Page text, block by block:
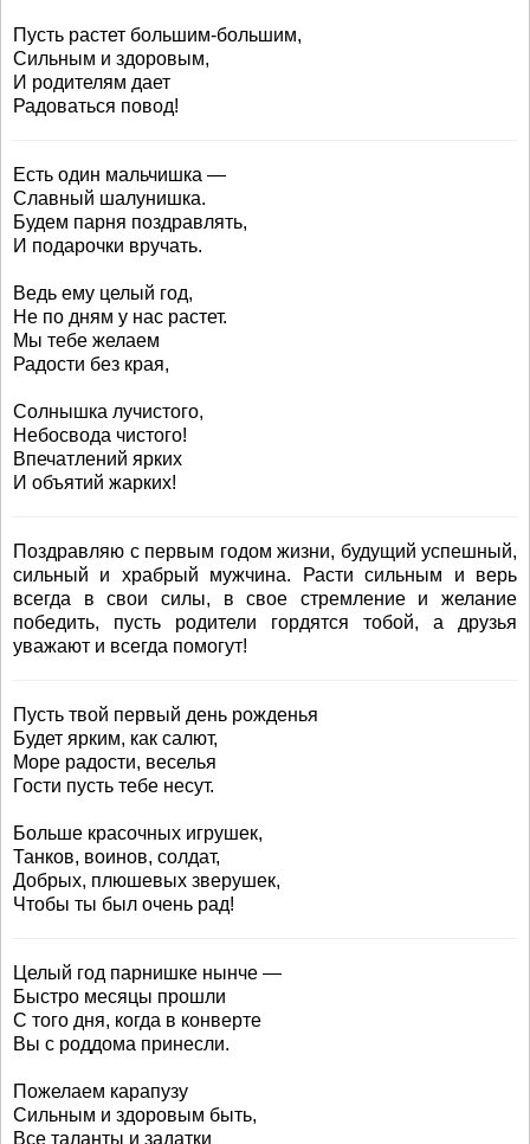
Пусть растет большим-большим,
Сильным и здоровым,
И родителям дает
Радоваться повод!
Есть один мальчишка —
Славный шалунишка.
Будем парня поздравлять,
И подарочки вручать.
Ведь ему целый год,
Не по дням у нас растет.
Мы тебе желаем
Радости без края,
Солнышка лучистого,
Небосвода чистого!
Впечатлений ярких
И объятий жарких!
Поздравляю с первым годом жизни, будущий успешный,
сильный и храбрый мужчина. Расти сильным и верь
всегда в свои силы, в свое стремление и желание
победить, пусть родители гордятся тобой, а друзья
уважают и всегда помогут!
Пусть твой первый день рожденья
Будет ярким, как салют,
Море радости, веселья
Гости пусть тебе несут.
Больше красочных игрушек,
Танков, воинов, солдат,
Добрых, плюшевых зверушек,
Чтобы ты был очень рад!
Целый год парнишке нынче —
Быстро месяцы прошли
С того дня, когда в конверте
Вы с роддома принесли.
Пожелаем карапузу
Сильным и здоровым быть,
Все таланты и задатки